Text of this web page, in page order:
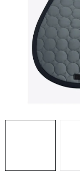
DARČEKOVÉ
VÝHODNE
Obchodné podmienky